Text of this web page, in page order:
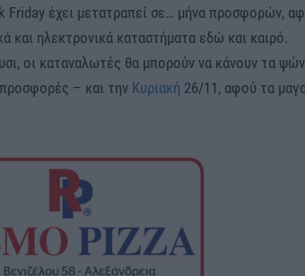
έχει μετατραπεί σε… μήνα προσφορών,
και ηλεκτρονικά καταστήματα εδώ και καιρό.
οι καταναλωτές θα μπορούν να κάνουν τα
– και την Κυριακή 26/11, αφού τα